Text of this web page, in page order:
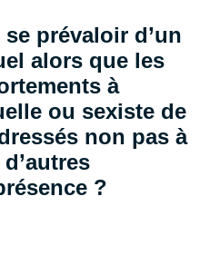
prévaloir d’un
alors que les
à
ou sexiste de
non pas à
?